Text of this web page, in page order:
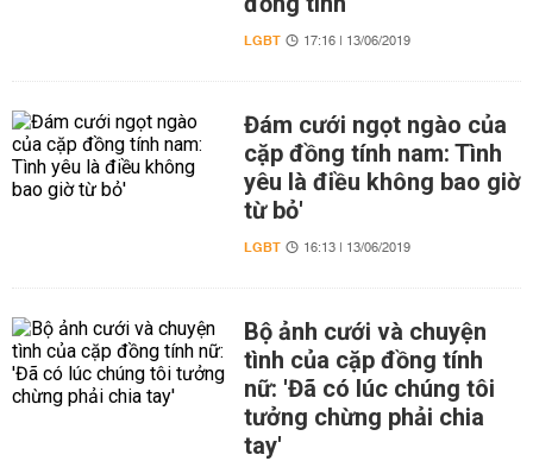
LGBT 17:16 | 13/06/2019
Đám cưới ngọt ngào của
cặp đồng tính nam: Tình
yêu là điều không bao giờ
từ bỏ'
LGBT 16:13 | 13/06/2019
Bộ ảnh cưới và chuyện
tình của cặp đồng tính
nữ: 'Đã có lúc chúng tôi
tưởng chừng phải chia
tay'